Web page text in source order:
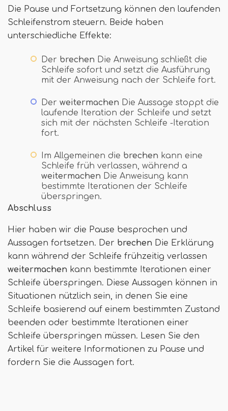
Die Pause und Fortsetzung können den laufenden
Schleifenstrom steuern. Beide haben
unterschiedliche Effekte:
Der brechen Die Anweisung schließt die
Schleife sofort und setzt die Ausführung
mit der Anweisung nach der Schleife fort.
Der weitermachen Die Aussage stoppt die
laufende Iteration der Schleife und setzt
sich mit der nächsten Schleife -Iteration
fort.
Im Allgemeinen die brechen kann eine
Schleife früh verlassen, während a
weitermachen Die Anweisung kann
bestimmte Iterationen der Schleife
überspringen.
Abschluss
Hier haben wir die Pause besprochen und
Aussagen fortsetzen. Der brechen Die Erklärung
kann während der Schleife frühzeitig verlassen
weitermachen kann bestimmte Iterationen einer
Schleife überspringen. Diese Aussagen können in
Situationen nützlich sein, in denen Sie eine
Schleife basierend auf einem bestimmten Zustand
beenden oder bestimmte Iterationen einer
Schleife überspringen müssen. Lesen Sie den
Artikel für weitere Informationen zu Pause und
fordern Sie die Aussagen fort.